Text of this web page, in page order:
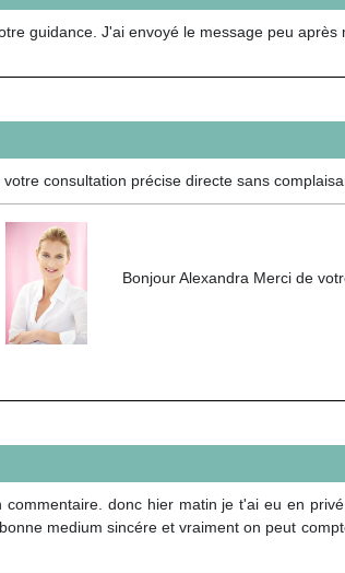
guidance. J'ai envoyé le message peu
consultation précise directe sans
Bonjour Alexandra Merci de
donc hier matin je t'ai eu en
medium sincére et vraiment on peut